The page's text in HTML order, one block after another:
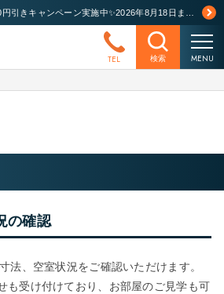
TEL 検索 MENU
の確認
法、空室状況をご確認いただけます。
も受け付けており、お部屋のご見学も可